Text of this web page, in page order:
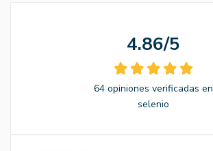
4.86/5
64 opiniones verificadas en
selenio